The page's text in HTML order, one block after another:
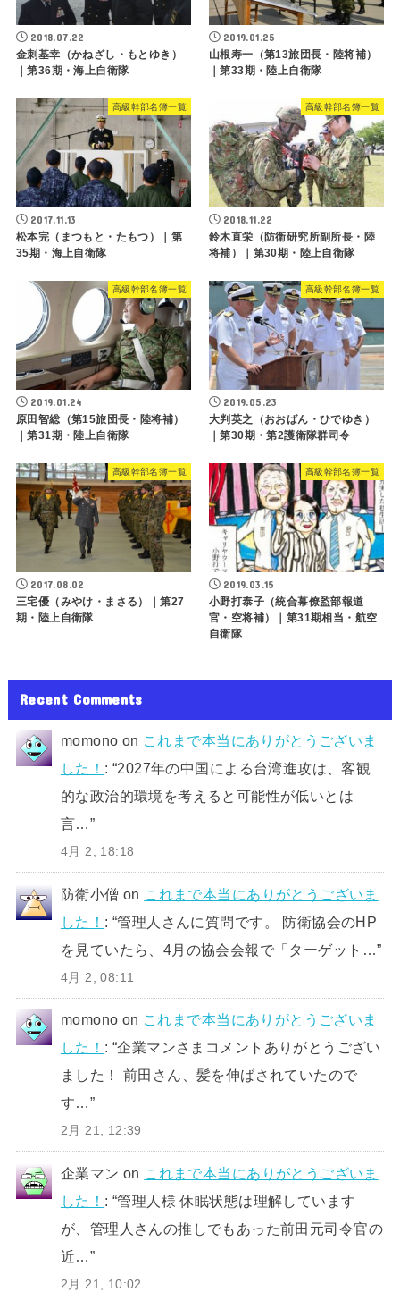
2018.07.22
金刺基幸（かねざし・もとゆき）
｜第36期・海上自衛隊
2019.01.25
山根寿一（第13旅団長・陸将補）
｜第33期・陸上自衛隊
高級幹部名簿一覧
2017.11.13
松本完（まつもと・たもつ）｜第
35期・海上自衛隊
高級幹部名簿一覧
2018.11.22
鈴木直栄（防衛研究所副所長・陸
将補）｜第30期・陸上自衛隊
高級幹部名簿一覧
2019.01.24
原田智総（第15旅団長・陸将補）
｜第31期・陸上自衛隊
高級幹部名簿一覧
2019.05.23
大判英之（おおばん・ひでゆき）
｜第30期・第2護衛隊群司令
高級幹部名簿一覧
2017.08.02
三宅優（みやけ・まさる）｜第27
期・陸上自衛隊
高級幹部名簿一覧
2019.03.15
小野打泰子（統合幕僚監部報道
官・空将補）｜第31期相当・航空
自衛隊
Recent Comments
momono on これまで本当にありがとうございま
した！ : “2027年の中国による台湾進攻は、客観
的な政治的環境を考えると可能性が低いとは
言…”
4月 2, 18:18
防衛小僧 on これまで本当にありがとうございま
した！ : “管理人さんに質問です。 防衛協会のHP
を見ていたら、4月の協会会報で「ターゲット…”
4月 2, 08:11
momono on これまで本当にありがとうございま
した！ : “企業マンさまコメントありがとうござい
ました！ 前田さん、髪を伸ばされていたので
す…”
2月 21, 12:39
企業マン on これまで本当にありがとうございま
した！ : “管理人様 休眠状態は理解しています
が、管理人さんの推しでもあった前田元司令官の
近…”
2月 21, 10:02